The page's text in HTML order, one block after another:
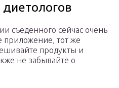
съеденного сейчас очень
приложение, тот же
продукты и
не забывайте о